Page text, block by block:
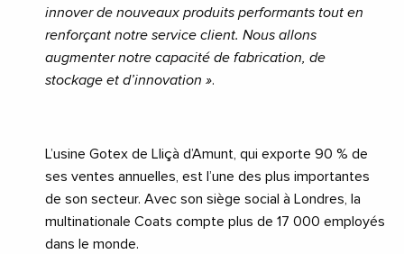
innover de nouveaux produits performants tout en
renforçant notre service client. Nous allons
augmenter notre capacité de fabrication, de
stockage et d’innovation ».
L’usine Gotex de Lliçà d’Amunt, qui exporte 90 % de
ses ventes annuelles, est l’une des plus importantes
de son secteur. Avec son siège social à Londres, la
multinationale Coats compte plus de 17 000 employés
dans le monde.